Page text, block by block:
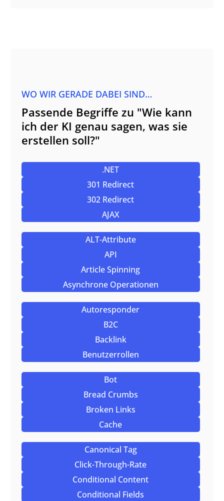
WO WIR GERADE DABEI SIND…
Passende Begriffe zu "Wie kann
ich der KI genau sagen, was sie
erstellen soll?"
.NET
301 Redirect
302 Redirect
AJAX
ALT-Attribute
API
Article Spinning
Asynchrone Operationen
Autoresponder
B2C
Backlink
Benutzerrollen
Bot
Bread Crumbs
Broken Links
Cache
Canonical Tag
Click-Through-Rate
Conditional Content
Conditional Fields